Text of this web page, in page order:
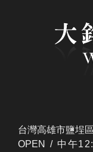
台灣高雄市鹽埕
OPEN / 中午